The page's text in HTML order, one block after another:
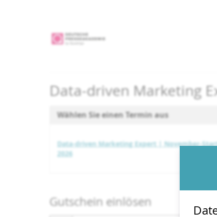
Data-driven Marketing
Wählen Sie einen Termin aus
Data-driven Marketing Expert | November-
2026
Gutschein einlösen